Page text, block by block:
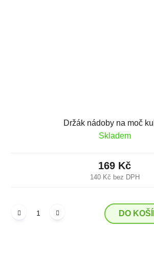
Držák nádoby na moč
Skladem
140 Kč bez DPH
169 Kč
DO